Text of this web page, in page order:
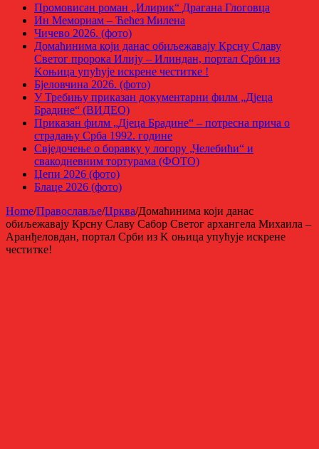
Промовисан роман „Илирик“ Драгана Глоговца
Ин Мемориам – Ћећез Милена
Чичево 2026. (фото)
Домаћинима који данас обиљежавају Крсну Славу
Светог пророка Илију – Илиндан, портал Срби из
Kоњица упућује искрене честитке !
Бјеловчина 2026. (фото)
У Требињу приказан документарни филм „Дјеца
Брадине“ (ВИДЕО)
Приказан филм „Дјеца Брадине“ – потресна прича о
страдању Срба 1992. године
Свједочење о боравку у логору „Челебићи“ и
свакодневним тортурама (ФОТО)
Џепи 2026 (фото)
Блаце 2026 (фото)
Home/Православље/Црква/Домаћинима који данас
обиљежавају Крсну Славу Сабор Светог архангела Михаила –
Аранђеловдан, портал Срби из K оњица упућује искрене
честитке!